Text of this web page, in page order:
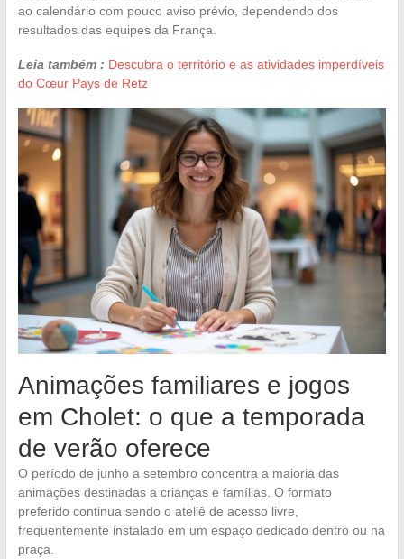
ao calendário com pouco aviso prévio, dependendo dos
resultados das equipes da França.
Leia também : Descubra o território e as atividades imperdíveis
do Cœur Pays de Retz
Animações familiares e jogos
em Cholet: o que a temporada
de verão oferece
O período de junho a setembro concentra a maioria das
animações destinadas a crianças e famílias. O formato
preferido continua sendo o ateliê de acesso livre,
frequentemente instalado em um espaço dedicado dentro ou na
praça.